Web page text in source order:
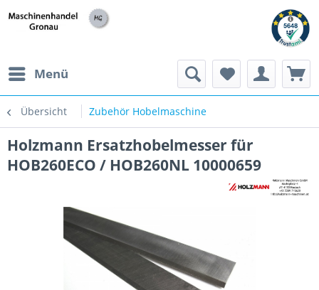
Menü
Übersicht Zubehör Hobelmaschine
Holzmann Ersatzhobelmesser für
HOB260ECO / HOB260NL 10000659